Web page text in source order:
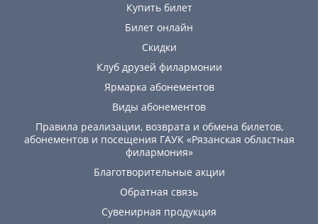
Купить билет
Билет онлайн
Скидки
Клуб друзей филармонии
Ярмарка абонементов
Виды абонементов
Правила реализации, возврата и обмена билетов,
абонементов и посещения ГАУК «Рязанская областная
филармония»
Благотворительные акции
Обратная связь
Сувенирная продукция